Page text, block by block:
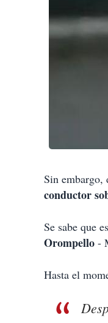
Sin embargo,
conductor
Se sabe que
Orompello -
Hasta el